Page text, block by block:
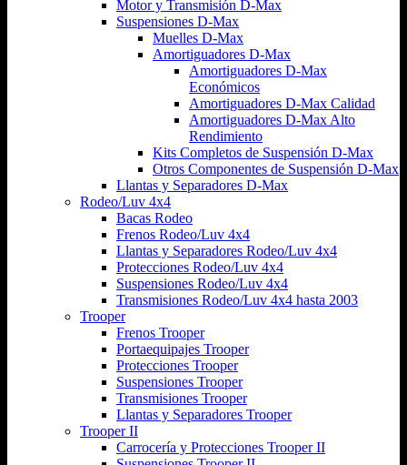
Motor y Transmisión D-Max
Suspensiones D-Max
Muelles D-Max
Amortiguadores D-Max
Amortiguadores D-Max
Económicos
Amortiguadores D-Max Calidad
Amortiguadores D-Max Alto
Rendimiento
Kits Completos de Suspensión D-Max
Otros Componentes de Suspensión D-Max
Llantas y Separadores D-Max
Rodeo/Luv 4x4
Bacas Rodeo
Frenos Rodeo/Luv 4x4
Llantas y Separadores Rodeo/Luv 4x4
Protecciones Rodeo/Luv 4x4
Suspensiones Rodeo/Luv 4x4
Transmisiones Rodeo/Luv 4x4 hasta 2003
Trooper
Frenos Trooper
Portaequipajes Trooper
Protecciones Trooper
Suspensiones Trooper
Transmisiones Trooper
Llantas y Separadores Trooper
Trooper II
Carrocería y Protecciones Trooper II